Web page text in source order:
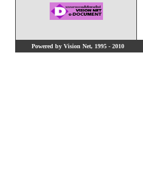
Powered by Vision Net, 1995 - 2010